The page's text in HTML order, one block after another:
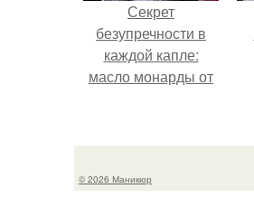
Секрет
безупречности в
каждой капле:
масло монарды от
© 2026 Маникюр